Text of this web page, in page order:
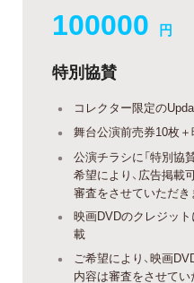
100000 円
特別協賛
コレクター限定の
舞台公演前売券10枚
公演チラシに「特別協
希望により、広告掲載
審査をさせていただき
映画DVDのクレジット
載
ご希望により、映画
内容は審査をさせてい